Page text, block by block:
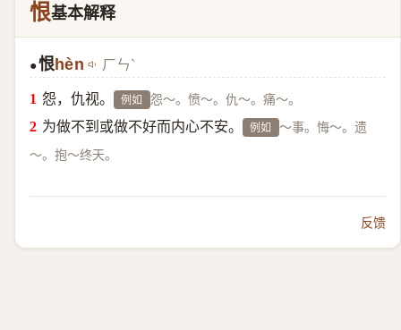
恨基本解释
●恨hèn ㄏㄣˋ
怨，仇视。 例如 怨～。愤～。仇～。痛～。
为做不到或做不好而内心不安。 例如 ～事。悔～。遗
～。抱～终天。
反馈